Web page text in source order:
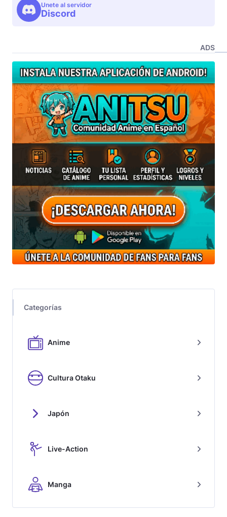
Unete al servidor
Discord
ADS
Categorías
Anime
Cultura Otaku
Japón
Live-Action
Manga